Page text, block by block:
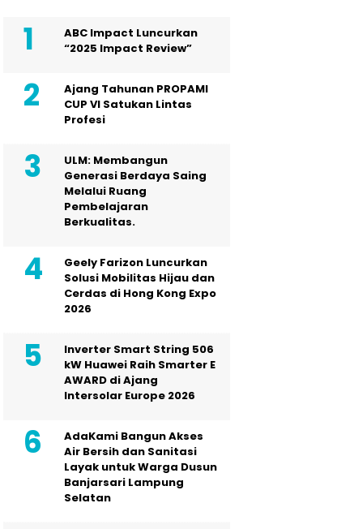
ABC Impact Luncurkan
“2025 Impact Review”
Ajang Tahunan PROPAMI
CUP VI Satukan Lintas
Profesi
ULM: Membangun
Generasi Berdaya Saing
Melalui Ruang
Pembelajaran
Berkualitas.
Geely Farizon Luncurkan
Solusi Mobilitas Hijau dan
Cerdas di Hong Kong Expo
2026
Inverter Smart String 506
kW Huawei Raih Smarter E
AWARD di Ajang
Intersolar Europe 2026
AdaKami Bangun Akses
Air Bersih dan Sanitasi
Layak untuk Warga Dusun
Banjarsari Lampung
Selatan